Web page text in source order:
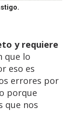
y requiere
que lo
eso es
errores por
porque
que nos